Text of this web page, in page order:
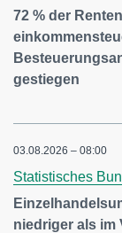
72 % der
gestiegen
03.08.2026 – 08:00
Statistisches
niedriger als im